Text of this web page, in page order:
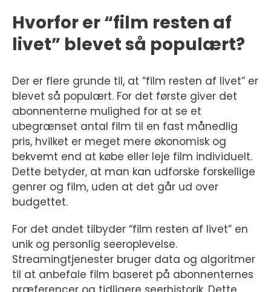
Hvorfor er “film resten af
livet” blevet så populært?
Der er flere grunde til, at “film resten af livet” er
blevet så populært. For det første giver det
abonnenterne mulighed for at se et
ubegrænset antal film til en fast månedlig
pris, hvilket er meget mere økonomisk og
bekvemt end at købe eller leje film individuelt.
Dette betyder, at man kan udforske forskellige
genrer og film, uden at det går ud over
budgettet.
For det andet tilbyder “film resten af livet” en
unik og personlig seeroplevelse.
Streamingtjenester bruger data og algoritmer
til at anbefale film baseret på abonnenternes